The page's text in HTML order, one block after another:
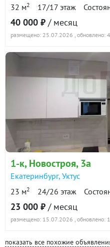
32 м2 17/17 этаж
40 000 ₽ / месяц
размещено: 25.07.2026 ,
1-к, Новостроя, 3а
Екатеринбург, Уктус
23 м2 24/26 этаж
23 000 ₽ / месяц
размещено: 15.07.2026 ,
показать все похожие